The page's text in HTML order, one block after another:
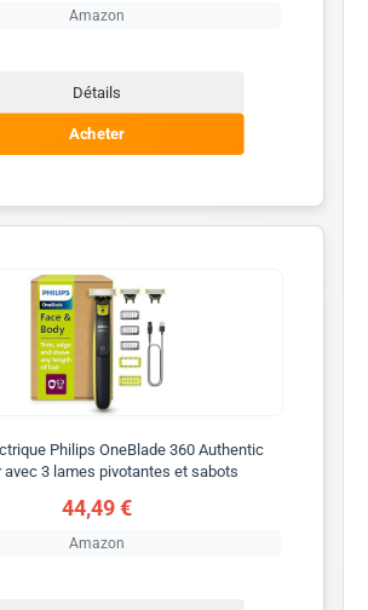
Amazon
Détails
Acheter
Philips OneBlade 360 Authentic
avec 3 lames pivotantes et sabots
44,49 €
Amazon